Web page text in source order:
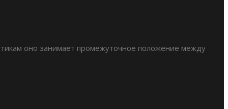
оно занимает промежуточное положение между